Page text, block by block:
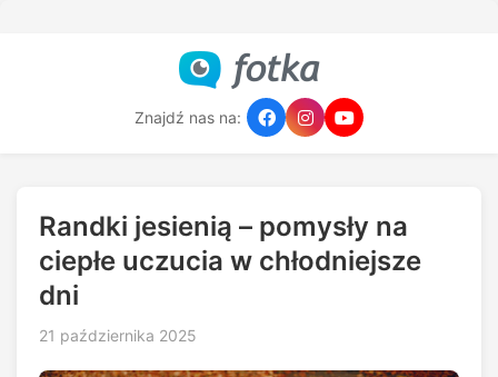
Znajdź nas na:
Randki jesienią – pomysły na
ciepłe uczucia w chłodniejsze
dni
21 października 2025